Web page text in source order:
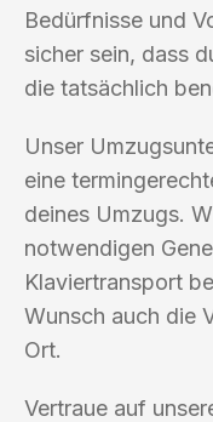
Bedürfnisse und
sicher sein, dass
die tatsächlich
Unser
eine
deines Umzugs.
notwendigen
Klaviertransport
Wunsch auch die
Ort.
Vertraue auf